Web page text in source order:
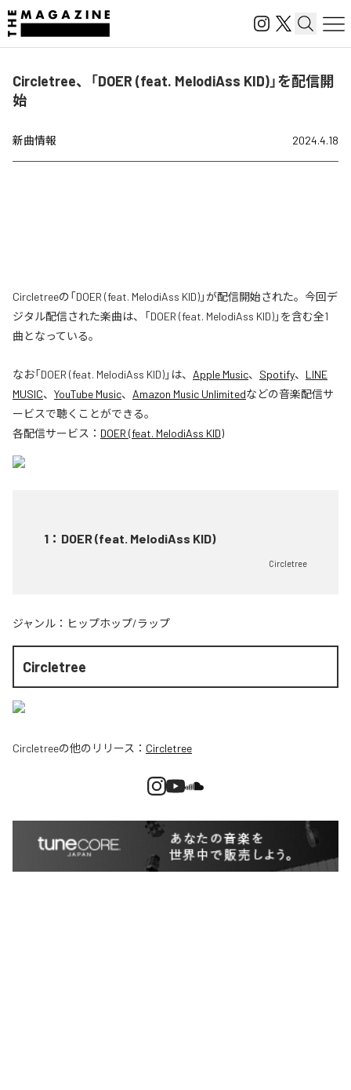
Circletree、「DOER (feat. MelodiAss KID)」を配信開
始
新曲情報 2024.4.18
Circletreeの「DOER (feat. MelodiAss KID)」が配信開始された。今回デ
ジタル配信された楽曲は、「DOER (feat. MelodiAss KID)」を含む全1
曲となっている。
なお「DOER (feat. MelodiAss KID)」は、 Apple Music、 Spotify、 LINE
MUSIC、 YouTube Music、 Amazon Music Unlimitedなどの音楽配信サ
ービスで聴くことができる。
各配信サービス： DOER (feat. MelodiAss KID)
1 ： DOER (feat. MelodiAss KID)
Circletree
ジャンル： ヒップホップ/ラップ
Circletree
Circletreeの他のリリース： Circletree